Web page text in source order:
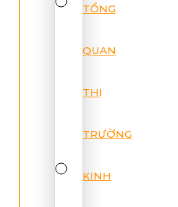
TỔNG
QUAN
THỊ
TRƯỜNG
KINH